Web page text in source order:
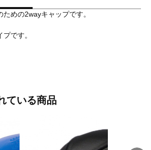
めの2wayキャップです。
です。
ている商品